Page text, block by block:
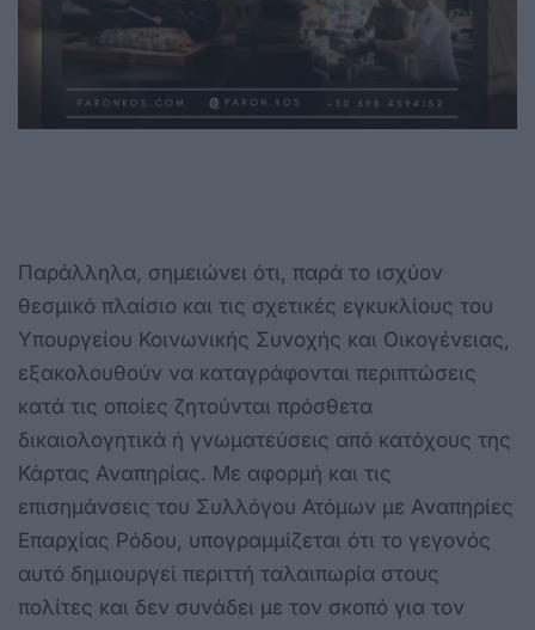
Παράλληλα, σημειώνει ότι, παρά το ισχύον
θεσμικό πλαίσιο και τις σχετικές εγκυκλίους του
Υπουργείου Κοινωνικής Συνοχής και Οικογένειας,
εξακολουθούν να καταγράφονται περιπτώσεις
κατά τις οποίες ζητούνται πρόσθετα
δικαιολογητικά ή γνωματεύσεις από κατόχους της
Κάρτας Αναπηρίας. Με αφορμή και τις
επισημάνσεις του Συλλόγου Ατόμων με Αναπηρίες
Επαρχίας Ρόδου, υπογραμμίζεται ότι το γεγονός
αυτό δημιουργεί περιττή ταλαιπωρία στους
πολίτες και δεν συνάδει με τον σκοπό για τον